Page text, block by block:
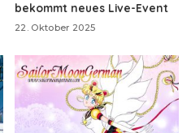
bekommt neues Live-Event
22. Oktober 2025